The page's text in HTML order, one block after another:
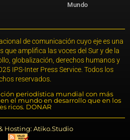
Mundo
de comunicación cuyo eje es una
que amplifica las voces del Sur y de la
globalización, derechos humanos y
IPS-Inter Press Service. Todos los
reservados.
periodística mundial con más
el mundo en desarrollo que en los
ricos. DONAR
Hosting: Atiko.Studio